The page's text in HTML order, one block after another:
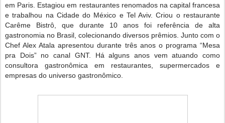
em Paris. Estagiou em restaurantes renomados na capital francesa
e trabalhou na Cidade do México e Tel Aviv. Criou o restaurante
Carême Bistrô, que durante 10 anos foi referência de alta
gastronomia no Brasil, colecionando diversos prêmios. Junto com o
Chef Alex Atala apresentou durante três anos o programa “Mesa
pra Dois” no canal GNT. Há alguns anos vem atuando como
consultora gastronômica em restaurantes, supermercados e
empresas do universo gastronômico.